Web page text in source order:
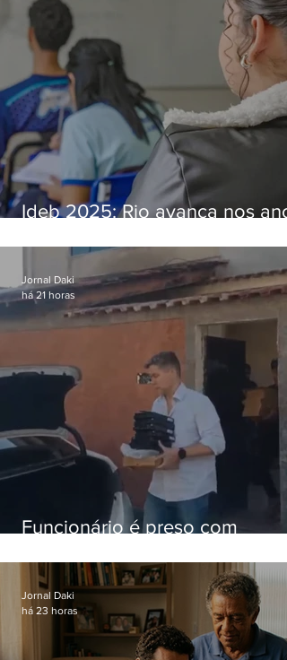
Ideb 2025: Rio avança nos
nacional
Funcionário é preso com
Hospital do Andaraí
Jornal Daki
há 21 horas
Jornal Daki
há 23 horas